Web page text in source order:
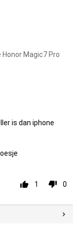
Magic7 Pro
is dan iphone
1 0